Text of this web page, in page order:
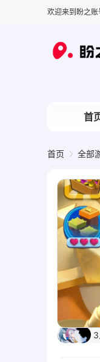
欢迎来到盼之账
首
首页 全部
3
盼
盼